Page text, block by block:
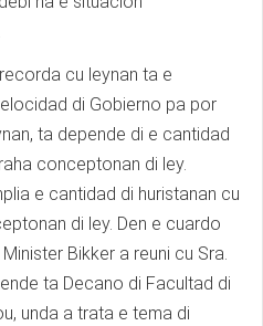
cu leynan ta e
di Gobierno pa por
ta depende di e cantidad
conceptonan di ley.
e cantidad di huristanan cu
di ley. Den e cuardo
Bikker a reuni cu Sra.
ta Decano di Facultad di
unda a trata e tema di